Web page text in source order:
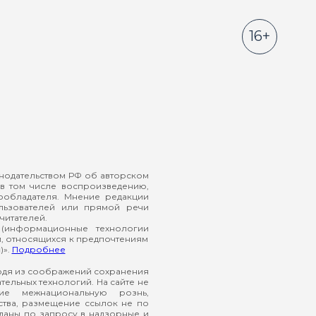
РФ об авторском
числе воспроизведению,
Мнение редакции
или прямой речи
технологии
относящихся к предпочтениям
Подробнее
из соображений сохранения
технологий. На сайте не
межнациональную рознь,
размещение ссылок не по
по запросу в надзорные и
16+